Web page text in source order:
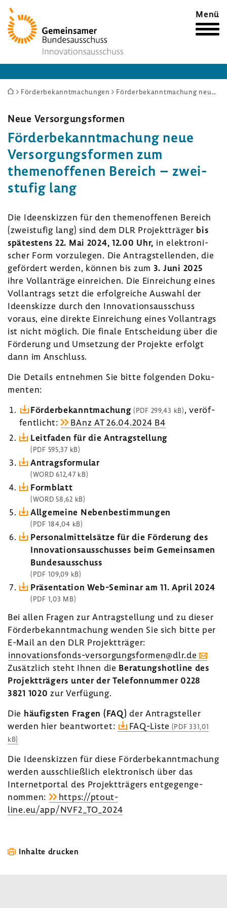
Zur
Startseite
Menü
Sie
hier:
Förderbekanntmachungen Förderbekanntmachung neue Versorgungsformen zum themenoffenen Bereich – zweistufig lang
Neue Versor­gungs­formen
Förder­be­kannt­ma­chung neue
Versor­gungs­formen zum
themen­of­fenen Bereich – zwei­
stufig lang
Die Ideen­skizzen für den themen­of­fenen Bereich
(zwei­stufig lang) sind dem DLR Projekt­träger bis
spätes­tens 22. Mai 2024, 12.00 Uhr, in elek­tro­ni­
scher Form vorzu­legen. Die Antrag­stel­lenden, die
geför­dert werden, können bis zum 3. Juni 2025
ihre Voll­an­träge einrei­chen. Die Einrei­chung eines
Voll­an­trags setzt die erfolg­reiche Auswahl der
Ideen­skizze durch den Inno­va­ti­ons­aus­schuss
voraus, eine direkte Einrei­chung eines Voll­an­trags
ist nicht möglich. Die finale Entschei­dung über die
Förde­rung und Umset­zung der Projekte erfolgt
dann im Anschluss.
Die Details entnehmen Sie bitte folgenden Doku­
menten:
Förder­be­kannt­ma­chung (PDF 299,43 kB), veröf­
fent­licht:
BAnz AT 26.04.2024 B4
Leit­faden für die Antrag­stel­lung
(PDF 595,37 kB)
Antrags­for­mular
(WORD 612,47 kB)
Form­blatt
(WORD 58,62 kB)
Allge­meine Neben­be­stim­mungen
(PDF 184,04 kB)
Perso­nal­mit­tel­sätze für die Förde­rung des
Inno­va­ti­ons­aus­schusses beim Gemein­samen
Bundes­aus­schuss
(PDF 109,09 kB)
Präsen­ta­tion Web-​Seminar am 11. April 2024
(PDF 1,03 MB)
Bei allen Fragen zur Antrag­stel­lung und zu dieser
Förder­be­kannt­ma­chung wenden Sie sich bitte per
E-Mail an den DLR Projekt­träger:
innovationsfonds-​versorgungsformen@dlr.de
Zusätz­lich steht Ihnen die Bera­tungs­hot­line des
Projekt­trä­gers unter der Tele­fon­nummer 0228
3821 1020 zur Verfü­gung.
Die häufigsten Fragen (FAQ) der Antrag­steller
werden hier beant­wortet:
FAQ-​Liste (PDF 331,01
kB)
Die Ideen­skizzen für diese Förder­be­kannt­ma­chung
werden ausschließ­lich elek­tro­nisch über das
Inter­net­portal des Projekt­trä­gers entge­gen­ge­
nommen:
https://ptout­
line.eu/app/NVF2_TO_2024
Inhalte drucken